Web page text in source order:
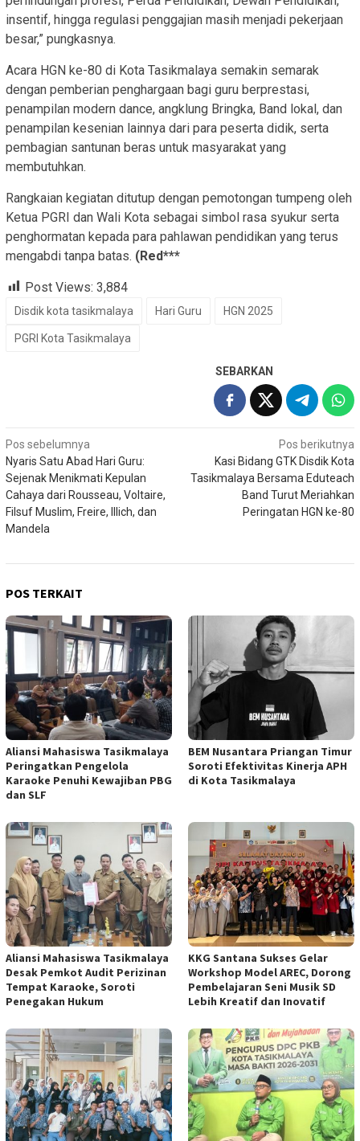
insentif, hingga regulasi penggajian masih menjadi pekerjaan
besar,” pungkasnya.
Acara HGN ke-80 di Kota Tasikmalaya semakin semarak
dengan pemberian penghargaan bagi guru berprestasi,
penampilan modern dance, angklung Bringka, Band lokal, dan
penampilan kesenian lainnya dari para peserta didik, serta
pembagian santunan beras untuk masyarakat yang
membutuhkan.
Rangkaian kegiatan ditutup dengan pemotongan tumpeng oleh
Ketua PGRI dan Wali Kota sebagai simbol rasa syukur serta
penghormatan kepada para pahlawan pendidikan yang terus
mengabdi tanpa batas. (Red***
Post Views: 3,884
Disdik kota tasikmalaya Hari Guru HGN 2025
PGRI Kota Tasikmalaya
SEBARKAN
Navigasi
pos
Pos sebelumnya
Nyaris Satu Abad Hari Guru:
Sejenak Menikmati Kepulan
Cahaya dari Rousseau, Voltaire,
Filsuf Muslim, Freire, Illich, dan
Mandela
Pos berikutnya
Kasi Bidang GTK Disdik Kota
Tasikmalaya Bersama Eduteach
Band Turut Meriahkan
Peringatan HGN ke-80
POS TERKAIT
Aliansi Mahasiswa Tasikmalaya
Peringatkan Pengelola
Karaoke Penuhi Kewajiban PBG
dan SLF
BEM Nusantara Priangan Timur
Soroti Efektivitas Kinerja APH
di Kota Tasikmalaya
Aliansi Mahasiswa Tasikmalaya
Desak Pemkot Audit Perizinan
Tempat Karaoke, Soroti
Penegakan Hukum
KKG Santana Sukses Gelar
Workshop Model AREC, Dorong
Pembelajaran Seni Musik SD
Lebih Kreatif dan Inovatif